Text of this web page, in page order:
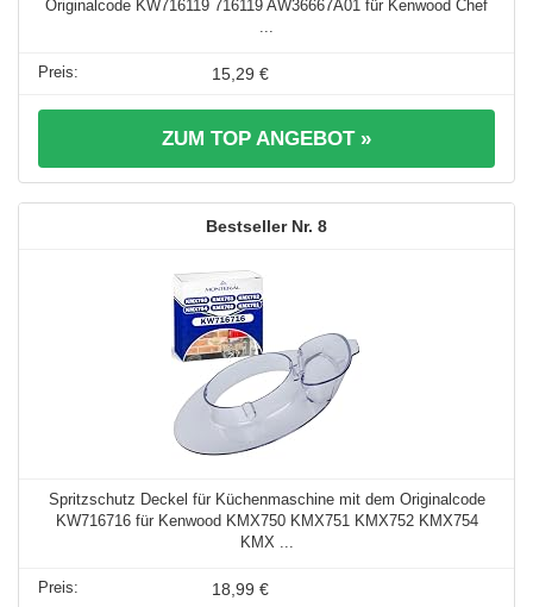
Originalcode KW716119 716119 AW36667A01 für Kenwood Chef
15,29 €
ZUM TOP ANGEBOT »
8
Spritzschutz Deckel für Küchenmaschine mit dem Originalcode
KW716716 für Kenwood KMX750 KMX751 KMX752 KMX754
KMX ...
18,99 €